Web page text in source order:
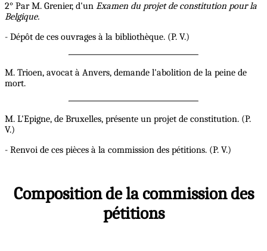
2° Par M. Grenier, d'un Examen du projet de constitution pour la
Belgique.
- Dépôt de ces ouvrages à la bibliothèque. (P. V.)
M. Trioen, avocat à Anvers, demande l'abolition de la peine de
mort.
M. L'Epigne, de Bruxelles, présente un projet de constitution. (P.
V.)
- Renvoi de ces pièces à la commission des pétitions. (P. V.)
Composition de la commission des
pétitions